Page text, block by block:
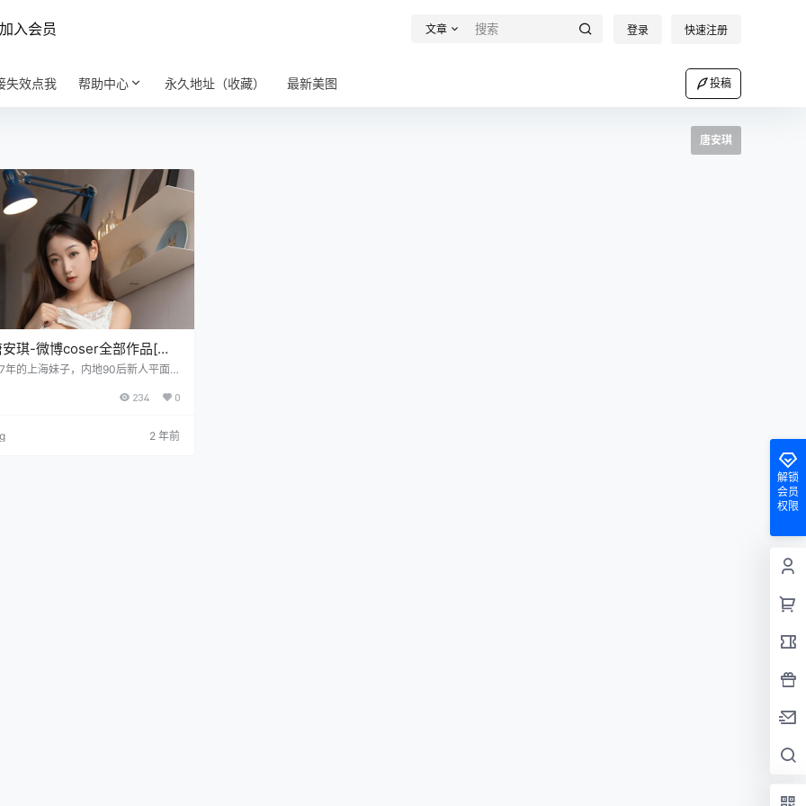
加入会员 文章 登录 快速注册
失效点我 帮助中心 永久地址（收藏） 最新美图 投稿
唐安琪
安琪-微博coser全部作品[写
续更新]
年的上海妹子，内地90后新人平面
真[80P／909MB] NO.002 唐安琪
唐安琪 黑色短裙 [83P-1.03GB]
琪 黑色皮裤写真 [101P-1.15G] NO.
234 0
2 年前
解锁
会员
权限